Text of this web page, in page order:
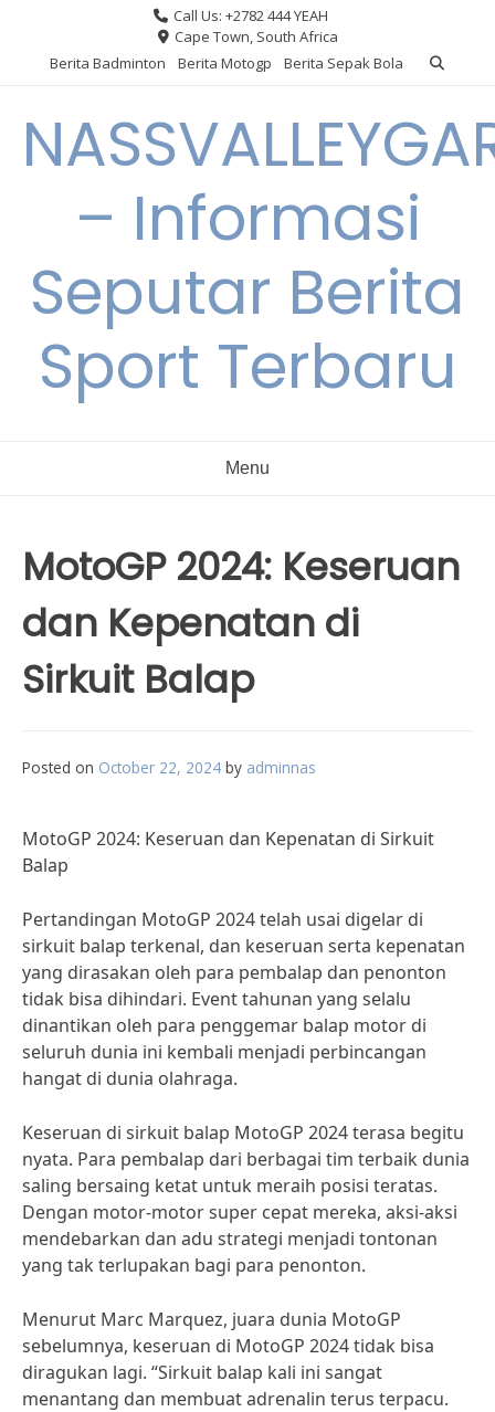
content
Call Us: +2782 444 YEAH
Cape Town, South Africa
Berita Badminton
Berita Motogp Berita Sepak Bola
– Informasi
Seputar Berita
Sport Terbaru
Menu
MotoGP 2024: Keseruan
dan Kepenatan di
Sirkuit Balap
Posted on October 22, 2024 by adminnas
MotoGP 2024: Keseruan dan Kepenatan di Sirkuit
Balap
Pertandingan MotoGP 2024 telah usai digelar di
sirkuit balap terkenal, dan keseruan serta kepenatan
yang dirasakan oleh para pembalap dan penonton
tidak bisa dihindari. Event tahunan yang selalu
dinantikan oleh para penggemar balap motor di
seluruh dunia ini kembali menjadi perbincangan
hangat di dunia olahraga.
Keseruan di sirkuit balap MotoGP 2024 terasa begitu
nyata. Para pembalap dari berbagai tim terbaik dunia
saling bersaing ketat untuk meraih posisi teratas.
Dengan motor-motor super cepat mereka, aksi-aksi
mendebarkan dan adu strategi menjadi tontonan
yang tak terlupakan bagi para penonton.
Menurut Marc Marquez, juara dunia MotoGP
sebelumnya, keseruan di MotoGP 2024 tidak bisa
diragukan lagi. “Sirkuit balap kali ini sangat
menantang dan membuat adrenalin terus terpacu.